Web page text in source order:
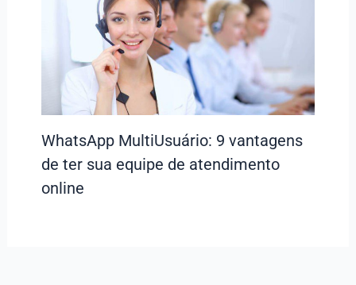
WhatsApp MultiUsuário: 9 vantagens
de ter sua equipe de atendimento
online